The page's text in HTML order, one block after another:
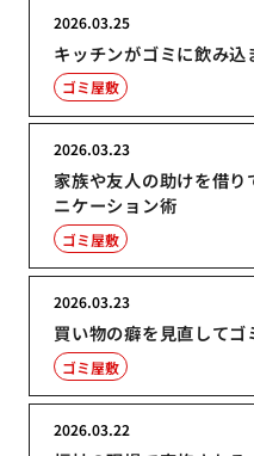
キッチンがゴミに飲み
2026.03.25
ゴミ屋敷
家族や友人の助けを借
ニケーション術
2026.03.23
ゴミ屋敷
買い物の癖を見直して
2026.03.23
ゴミ屋敷
2026.03.22